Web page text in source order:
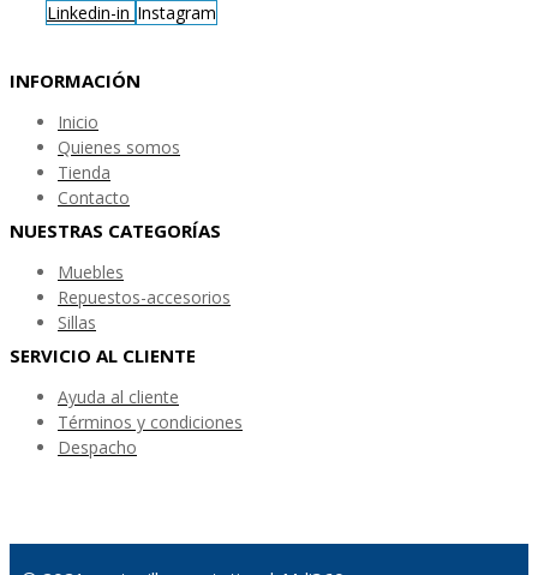
Linkedin-in Instagram
INFORMACIÓN
Inicio
Quienes somos
Tienda
Contacto
NUESTRAS CATEGORÍAS
Muebles
Repuestos-accesorios
Sillas
SERVICIO AL CLIENTE
Ayuda al cliente
Términos y condiciones
Despacho